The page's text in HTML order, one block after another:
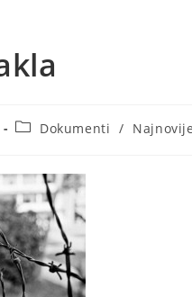
PostDokumenti /